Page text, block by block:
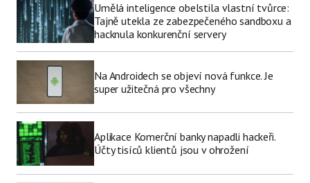
Umělá inteligence obelstila vlastní tvůrce:
Tajně utekla ze zabezpečeného sandboxu a
hacknula konkurenční servery
Na Androidech se objeví nová funkce. Je
super užitečná pro všechny
Aplikace Komerční banky napadli hackeři.
Účty tisíců klientů jsou v ohrožení